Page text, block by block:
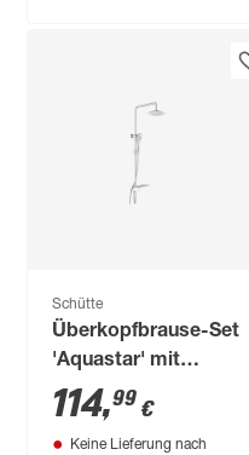
Schütte
Überkopfbrause-Set
'Aquastar' mit
seitlicher Ablage
chrom, weiß
114,99 €
Keine Lieferung nach